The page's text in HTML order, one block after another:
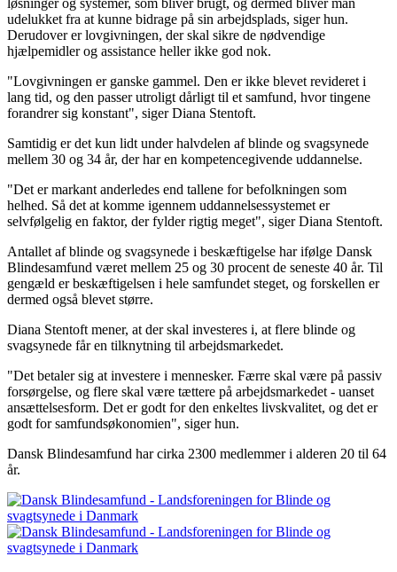
udelukket fra at kunne bidrage på sin arbejdsplads, siger hun.
Derudover er lovgivningen, der skal sikre de nødvendige
hjælpemidler og assistance heller ikke god nok.
"Lovgivningen er ganske gammel. Den er ikke blevet revideret i
lang tid, og den passer utroligt dårligt til et samfund, hvor tingene
forandrer sig konstant", siger Diana Stentoft.
Samtidig er det kun lidt under halvdelen af blinde og svagsynede
mellem 30 og 34 år, der har en kompetencegivende uddannelse.
"Det er markant anderledes end tallene for befolkningen som
helhed. Så det at komme igennem uddannelsessystemet er
selvfølgelig en faktor, der fylder rigtig meget", siger Diana Stentoft.
Antallet af blinde og svagsynede i beskæftigelse har ifølge Dansk
Blindesamfund været mellem 25 og 30 procent de seneste 40 år. Til
gengæld er beskæftigelsen i hele samfundet steget, og forskellen er
dermed også blevet større.
Diana Stentoft mener, at der skal investeres i, at flere blinde og
svagsynede får en tilknytning til arbejdsmarkedet.
"Det betaler sig at investere i mennesker. Færre skal være på passiv
forsørgelse, og flere skal være tættere på arbejdsmarkedet - uanset
ansættelsesform. Det er godt for den enkeltes livskvalitet, og det er
godt for samfundsøkonomien", siger hun.
Dansk Blindesamfund har cirka 2300 medlemmer i alderen 20 til 64
år.